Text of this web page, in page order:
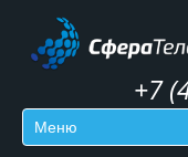
+7